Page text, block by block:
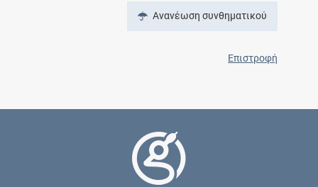
Ανανέωση συνθηματικού
Επιστροφή